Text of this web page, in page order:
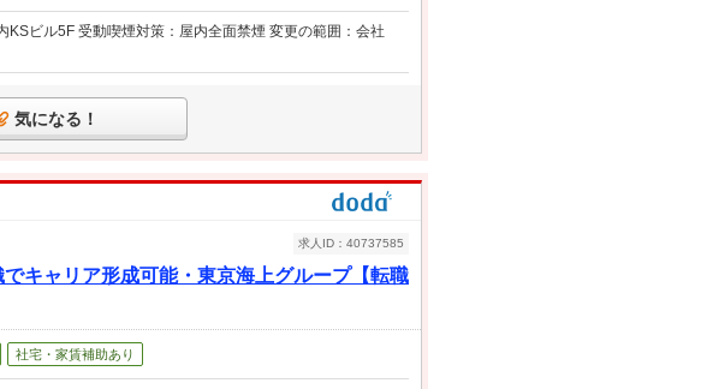
ビル5F 受動喫煙対策：屋内全面禁煙 変更の範囲：会社
気になる！
キャリア形成可能・東京海上グループ【転職
求人ID：40737585
社宅・家賃補助あり